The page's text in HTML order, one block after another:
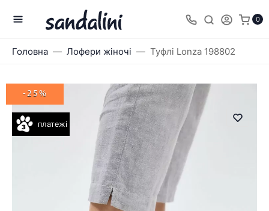
0
Головна Лофери жіночі Туфлі Lonza 198802
платежі
-25%